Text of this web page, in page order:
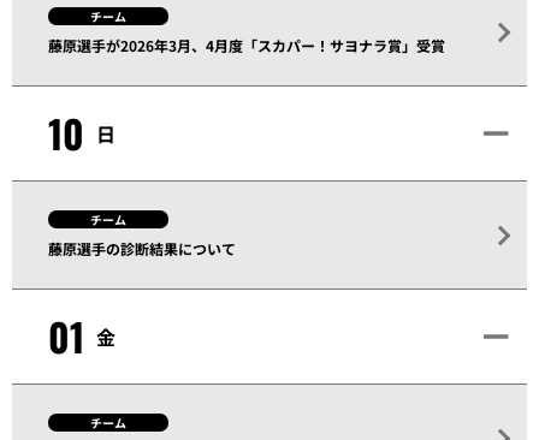
チーム
藤原選手が2026年3月、4月度「スカパー！サヨナラ賞」受賞
10 日
チーム
藤原選手の診断結果について
01 金
チーム